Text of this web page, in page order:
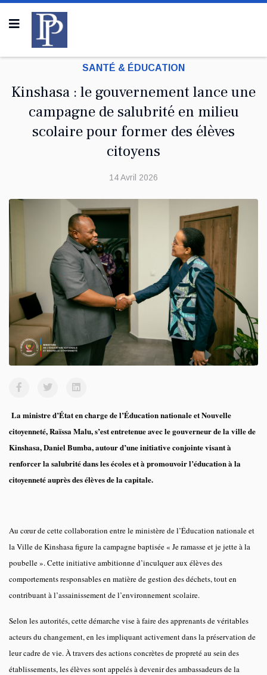
SANTÉ & ÉDUCATION
Kinshasa : le gouvernement lance une
campagne de salubrité en milieu
scolaire pour former des élèves
citoyens
14 Avril 2026
La ministre d’État en charge de l’Éducation nationale et Nouvelle
citoyenneté, Raïssa Malu, s’est entretenue avec le gouverneur de la ville de
Kinshasa, Daniel Bumba, autour d’une initiative conjointe visant à
renforcer la salubrité dans les écoles et à promouvoir l’éducation à la
citoyenneté auprès des élèves de la capitale.
Au cœur de cette collaboration entre le ministère de l’Éducation nationale et
la Ville de Kinshasa figure la campagne baptisée « Je ramasse et je jette à la
poubelle ». Cette initiative ambitionne d’inculquer aux élèves des
comportements responsables en matière de gestion des déchets, tout en
contribuant à l’assainissement de l’environnement scolaire.
Selon les autorités, cette démarche vise à faire des apprenants de véritables
acteurs du changement, en les impliquant activement dans la préservation de
leur cadre de vie. À travers des actions concrètes de propreté au sein des
établissements, les élèves sont appelés à devenir des ambassadeurs de la